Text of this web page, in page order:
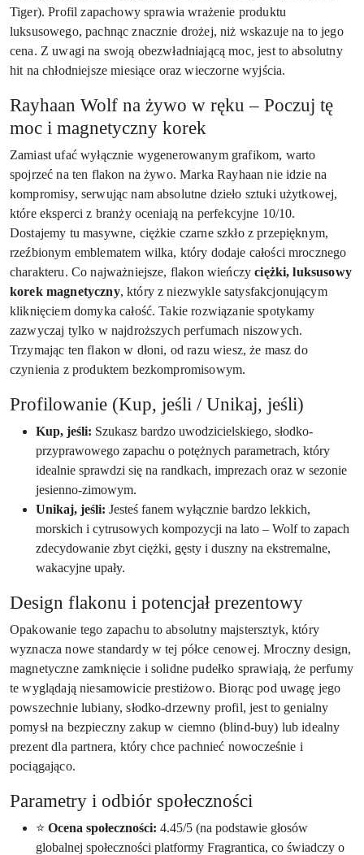
Tiger). Profil zapachowy sprawia wrażenie produktu
luksusowego, pachnąc znacznie drożej, niż wskazuje na to jego
cena. Z uwagi na swoją obezwładniającą moc, jest to absolutny
hit na chłodniejsze miesiące oraz wieczorne wyjścia.
Rayhaan Wolf na żywo w ręku – Poczuj tę
moc i magnetyczny korek
Zamiast ufać wyłącznie wygenerowanym grafikom, warto
spojrzeć na ten flakon na żywo. Marka Rayhaan nie idzie na
kompromisy, serwując nam absolutne dzieło sztuki użytkowej,
które eksperci z branży oceniają na perfekcyjne 10/10.
Dostajemy tu masywne, ciężkie czarne szkło z przepięknym,
rzeźbionym emblematem wilka, który dodaje całości mrocznego
charakteru. Co najważniejsze, flakon wieńczyciężki, luksusowy
korek magnetyczny, który z niezwykle satysfakcjonującym
kliknięciem domyka całość. Takie rozwiązanie spotykamy
zazwyczaj tylko w najdroższych perfumach niszowych.
Trzymając ten flakon w dłoni, od razu wiesz, że masz do
czynienia z produktem bezkompromisowym.
Profilowanie (Kup, jeśli / Unikaj, jeśli)
Kup, jeśli: Szukasz bardzo uwodzicielskiego, słodko-
przyprawowego zapachu o potężnych parametrach, który
idealnie sprawdzi się na randkach, imprezach oraz w sezonie
jesienno-zimowym.
Unikaj, jeśli: Jesteś fanem wyłącznie bardzo lekkich,
morskich i cytrusowych kompozycji na lato – Wolf to zapach
zdecydowanie zbyt ciężki, gęsty i duszny na ekstremalne,
wakacyjne upały.
Design flakonu i potencjał prezentowy
Opakowanie tego zapachu to absolutny majstersztyk, który
wyznacza nowe standardy w tej półce cenowej. Mroczny design,
magnetyczne zamknięcie i solidne pudełko sprawiają, że perfumy
te wyglądają niesamowicie prestiżowo. Biorąc pod uwagę jego
powszechnie lubiany, słodko-drzewny profil, jest to genialny
pomysł na bezpieczny zakup w ciemno (blind-buy) lub idealny
prezent dla partnera, który chce pachnieć nowocześnie i
pociągająco.
Parametry i odbiór społeczności
⭐ Ocena społeczności: 4.45/5 (na podstawie głosów
globalnej społeczności platformy Fragrantica, co świadczy o